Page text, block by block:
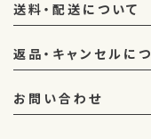
送料・配送について
返品・キャンセルに
お問い合わせ